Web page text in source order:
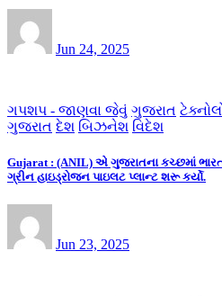
Jun 24, 2025
ગપશપ - જાણવા જેવું ગુજરાત
ગુજરાત દેશ બિઝનેશ વિદેશ
Gujarat : (ANIL) એ ગુજરાતના કચ્છમાં
ગ્રીન હાઇડ્રોજન પાઇલટ પ્લાન્ટ શરૂ કર્યો.
Jun 23, 2025